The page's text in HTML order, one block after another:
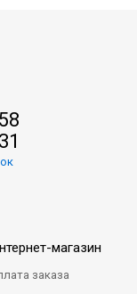
магазин
заказа